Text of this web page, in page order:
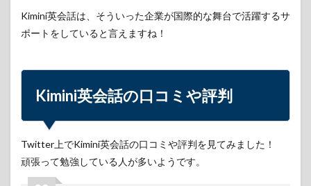
Kimini英会話は、そういった企業が国際的な舞台で活躍するサ
ポートをしていると言えますね！
Kimini英会話の口コミや評判
Twitter上でKimini英会話の口コミや評判を見てみました！
頑張って勉強している人が多いようです。